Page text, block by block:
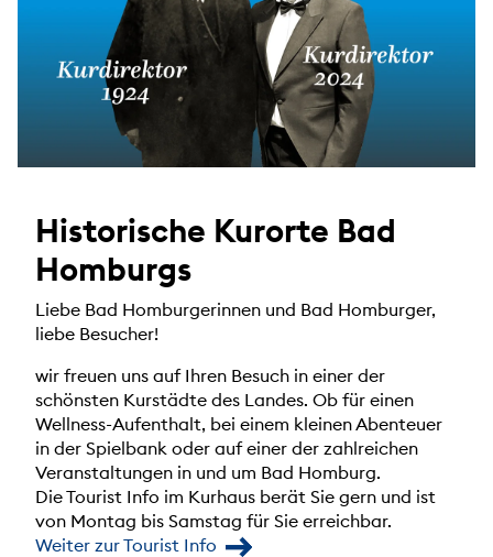
Historische Kurorte Bad
Homburgs
Liebe Bad Homburgerinnen und Bad Homburger,
liebe Besucher!
wir freuen uns auf Ihren Besuch in einer der
schönsten Kurstädte des Landes. Ob für einen
Wellness-Aufenthalt, bei einem kleinen Abenteuer
in der Spielbank oder auf einer der zahlreichen
Veranstaltungen in und um Bad Homburg.
Die Tourist Info im Kurhaus berät Sie gern und ist
von Montag bis Samstag für Sie erreichbar.
Weiter zur Tourist Info